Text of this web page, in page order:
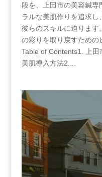
段を、上田市の美容鍼専
ラルな美肌作りを追求し
彼らのスキルに迫ります
の彩りを取り戻すための
Table ​of Contents1.​ 上
美肌導入方法2....